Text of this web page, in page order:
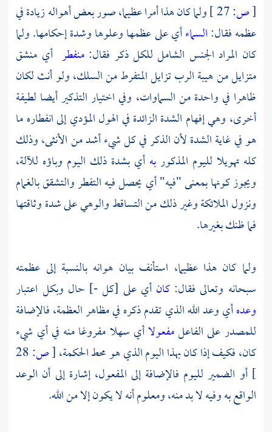
[ص:
ولما كان هذا أمرا عظيما، صور بعض أهواله زيادة في
عظمه فقال:السماءأي على عظمها وعلوها وشدة إحكامها. ولما
كان المراد الجنس الشامل للكل ذكر فقال:منفطر أي منشق
متزايل من هيبة الرب تزايل المتفرط من السلك، ولو أنث لكان
ظاهرا في واحدة من السماوات، وفي اختيار التذكير أيضا لطيفة
أخرى، وهي إفهام الشدة الزائدة في الهول المؤدي إلى انفطاره ما
هو في غاية الشدة لأن الذكر في كل شيء أشد من الأنثى، وذلك
كله تهويلا لليوم المذكوربه أي بشدة ذلك اليوم وباؤه للآلة،
ويجوز كونها بمعنى "فيه" أي يحصل فيه التفطر والتشقق بالغمام
ونزول الملائكة وغير ذلك من التساقط والوهي على شدة وثاقتها
فما ظنك بغيرها.
ولما كان هذا عظيما، استأنف بيان هوانه بالنسبة إلى عظمته
سبحانه وتعالى فقال: كانأي على [كل -] حال وبكل اعتبار
وعدهأي وعد الله الذي تقدم ذكره في مظاهر العظمة، فالإضافة
للمصدر على الفاعلمفعولاأي سهلا مفروغا منه في أي شيء
كان، فكيف إذا كان بهذا اليوم الذي هو محط الحكمة،[ص:28
]أو الضمير لليوم فالإضافة إلى المفعول، إشارة إلى أن الوعد
الواقع به وفيه لا بد منه، ومعلوم أنه لا يكون إلا من الله.